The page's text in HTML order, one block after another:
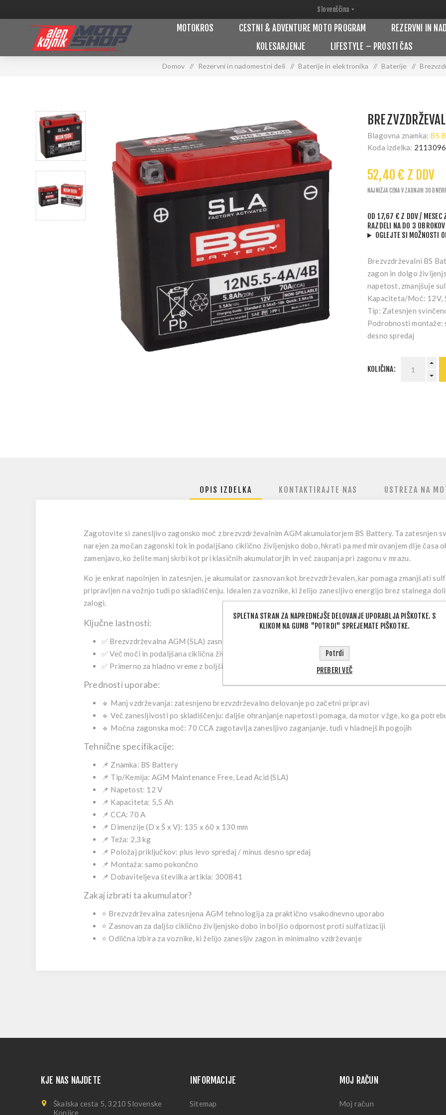
MOTOKROS CESTNI & ADVENTURE MOTO PROGRAM
REZERVNI IN
KOLESARJENJE
LIFESTYLE – PROSTI ČAS
Domov / Rezervni in nadomestni deli / Baterije in elektronika / Baterije /
Blagovna znamka: BS
Koda izdelka:
52,40 € Z DDV
NAJNIŽJA CENA V ZADNJIH 30
OD 17,67 € Z DDV/ MESEC
RAZDELI NA DO 3 OBROKOV
OGLEJTE SI MOŽNOSTI
Brezvzdrževalni BS
zagon in dolgo
napetost, zmanjšuje
Kapaciteta/Moč: 12V,
Tip: Zatesnjen
Podrobnosti montaže:
desno spredaj
KOLIČINA:
OPIS IZDELKA KONTAKTIRAJTE NAS USTREZA NA
Zagotovite si zanesljivo zagonsko moč z brezvzdrževalnim AGM akumulatorjem BS Battery. Ta zatesnjen
narejen za močan zagonski tok in podaljšano ciklično življenjsko dobo, hkrati pa med mirovanjem dlje časa
zamenjavo, ko želite manj skrbi kot pri klasičnih akumulatorjih in več zaupanja pri zagonu v mrazu.
Ko je enkrat napolnjen in zatesnjen, je akumulator zasnovan kot brezvzdrževalen, kar pomaga zmanjšati
pripravljen na vožnjo tudi po skladiščenju. Idealen za voznike, ki želijo zanesljivo energijo brez stalnega
zalogi.
Ključne lastnosti:
✅ Brezvzdrževalna AGM (SLA) zasnova za vsakodnevno zanesljivost
✅Več moči in podaljšana ciklična življenjska doba
za daljšo uporabo
✅ Primerno za hladno vreme z boljšim ohranjanjem napetosti in manj sulfatizacije
Prednosti uporabe:
🔹 Manj vzdrževanja: zatesnjeno brezvzdrževalno delovanje po začetni pripravi
🔹Več zanesljivosti po skladiščenju: daljše ohranjanje napetosti pomaga, da motor vžge, ko ga
🔹 Močna zagonska moč: 70 CCA zagotavlja zanesljivo zaganjanje, tudi v hladnejših pogojih
Tehnične specifikacije:
📌 Znamka: BS Battery
📌 Tip/Kemija: AGM Maintenance Free, Lead Acid (SLA)
📌 Napetost: 12 V
📌 Kapaciteta: 5,5 Ah
📌CCA: 70 A
📌 Dimenzije (D x Š x V): 135 x 60 x 130 mm
📌 Teža: 2,3 kg
📌 Položaj priključkov: plus levo spredaj / minus desno spredaj
📌 Montaža: samo pokončno
📌 Dobaviteljeva številka artikla: 300841
Zakaj izbrati ta akumulator?
⭐ Brezvzdrževalna zatesnjena AGM tehnologija za praktično vsakodnevno uporabo
⭐ Zasnovan za daljšo ciklično življenjsko dobo in boljšo odpornost proti sulfatizaciji
⭐ Odlična izbira za voznike, ki želijo zanesljiv zagon in minimalno vzdrževanje
KJE NAS NAJDETE
Škalska cesta 5, 3210 Slovenske
Konjice
INFORMACIJE
Sitemap
MOJ RAČUN
Moj račun
SPLETNA STRAN ZA NAPREDNEJŠE DELOVANJE UPORABLJA PIŠKOTKE. S
KLIKOM NA GUMB "POTRDI" SPREJEMATE PIŠKOTKE.
Potrdi
PREBERI VEČ